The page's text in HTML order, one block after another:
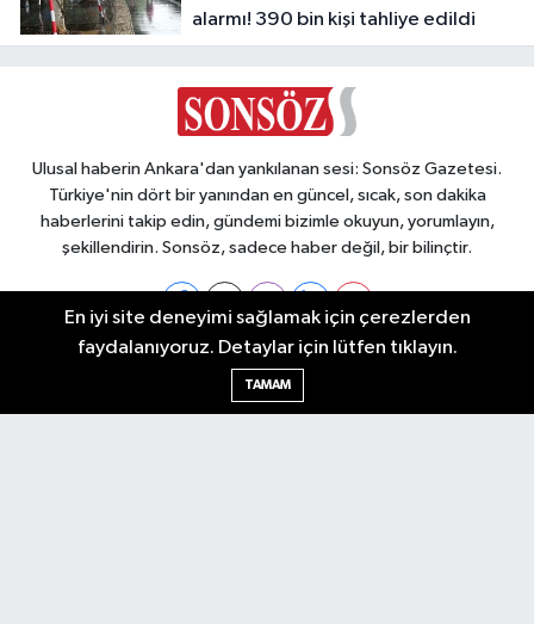
alarmı! 390 bin kişi tahliye edildi
Ulusal haberin Ankara'dan yankılanan sesi: Sonsöz Gazetesi.
Türkiye'nin dört bir yanından en güncel, sıcak, son dakika
haberlerini takip edin, gündemi bizimle okuyun, yorumlayın,
şekillendirin. Sonsöz, sadece haber değil, bir bilinçtir.
Ankara Nöbetçi Eczaneler
En iyi site deneyimi sağlamak için çerezlerden
faydalanıyoruz. Detaylar için lütfen tıklayın.
TAMAM